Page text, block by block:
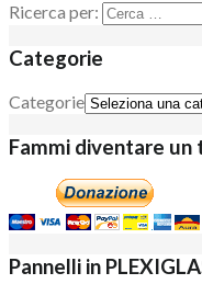
Ricerca per:
Categorie
Categorie
Fammi diventare un
Pannelli in